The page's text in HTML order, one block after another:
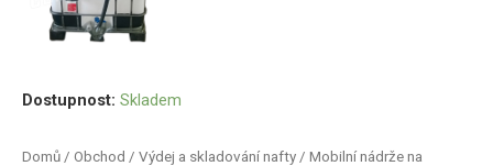
Domů / Obchod / Výdej a skladování nafty / Mobilní nádrže na
Dostupnost: Skladem